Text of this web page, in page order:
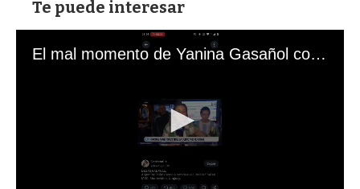
Te puede interesar
El mal momento de Yanina Gasañol con un hincha argentino en "Subrayado"